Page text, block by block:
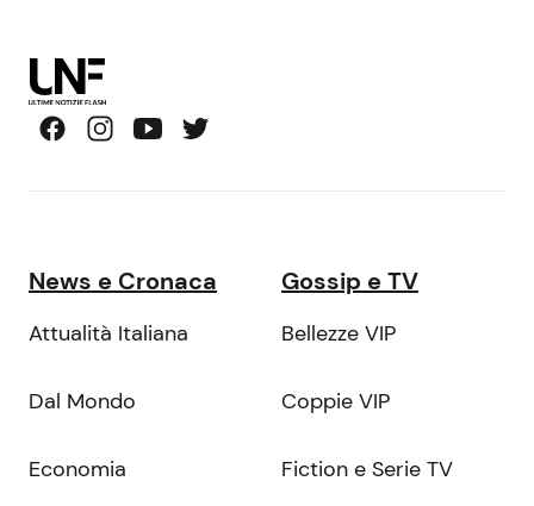
News e Cronaca
Attualità Italiana
Dal Mondo
Economia
Gossip e TV
Bellezze VIP
Coppie VIP
Fiction e Serie TV